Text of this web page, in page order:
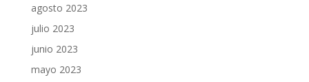
agosto 2023
julio 2023
junio 2023
mayo 2023